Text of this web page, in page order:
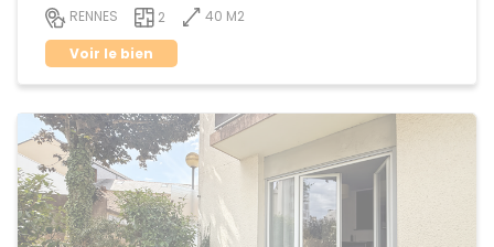
RENNES 2
40 M2
Voir le bien